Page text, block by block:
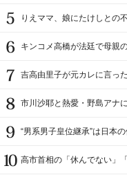
りえママ、娘にたけしとの
キンコメ高橋が法廷で母親
吉高由里子が元カレに言っ
市川沙耶と熱愛・野島アナ
“男系男子皇位継承”は日本
高市首相の「休んでない」